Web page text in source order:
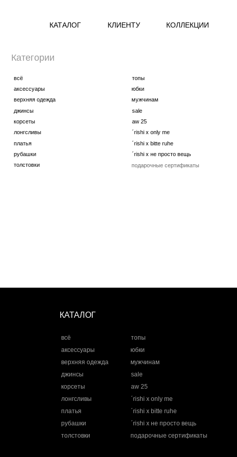
КОЛЛЕКЦИИ
КЛИЕНТУ
КАТАЛОГ
мужчинам
толстовки
джинсы
верхняя одежда
аксессуары
подарочные сертификаты
мужчинам
КАТАЛОГ
юбки
топы
толстовки
джинсы
рубашки
платья
лонгсливы
корсеты
верхняя одежда
аксессуары
´rishi x не просто вещь
´rishi x bitte ruhe
aw 25
´rishi x only me
sale
всё